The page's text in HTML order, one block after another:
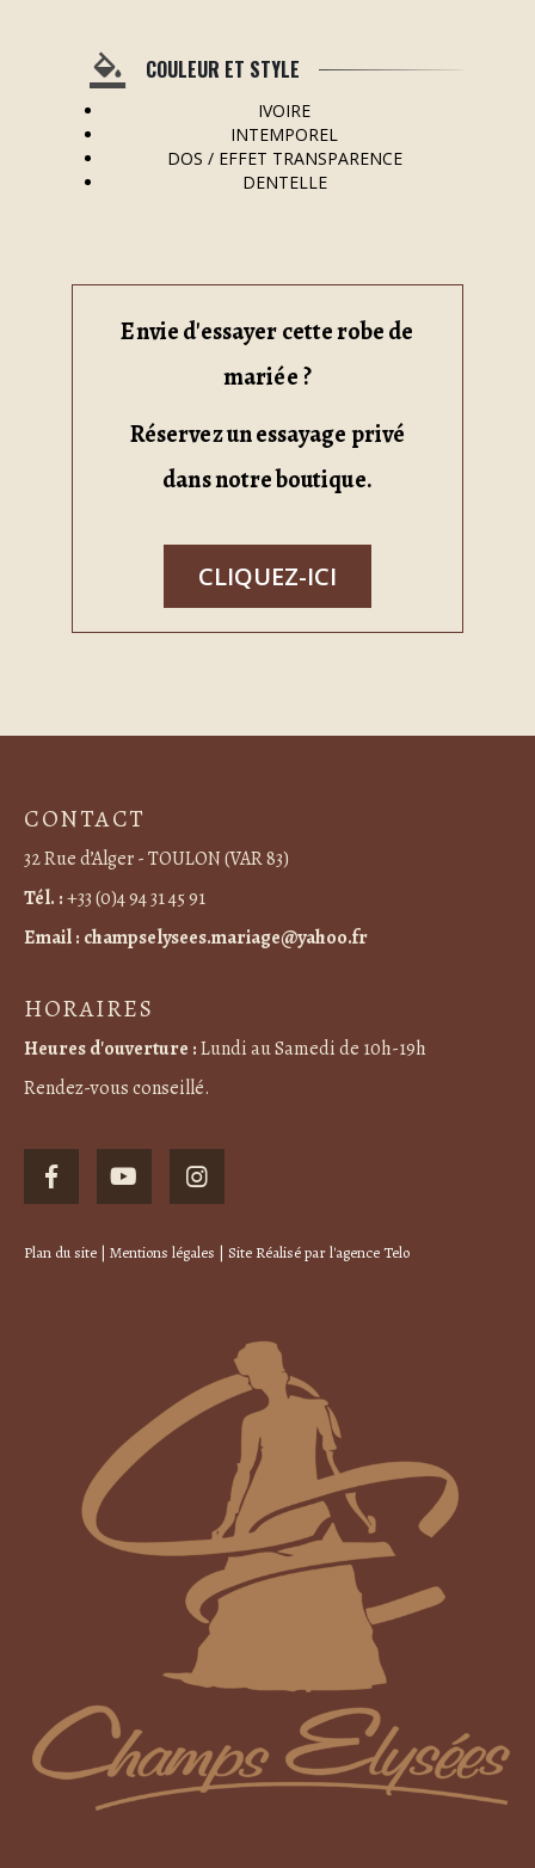
COULEUR ET STYLE
IVOIRE
INTEMPOREL
DOS / EFFET TRANSPARENCE
DENTELLE
Envie d'essayer cette robe de
mariée ?
Réservez un essayage privé
dans notre boutique.
CLIQUEZ-ICI
CONTACT
32 Rue d’Alger - TOULON (VAR 83)
Tél. :+33 (0)4 94 31 45 91
Email : champselysees.mariage@yahoo.fr
HORAIRES
Heures d'ouverture :Lundi au Samedi de 10h-19h
Rendez-vous conseillé.
Plan du site | Mentions légales | Site Réalisé parl'agence Telo